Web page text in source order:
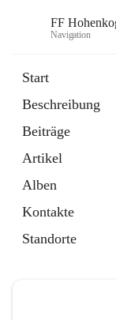
FF
Navigation
Start
Beschreibung
Beiträge
Artikel
Alben
Kontakte
Standorte
Artikel
in
Tab
LLZ
öffnet
in
neuem
Tab